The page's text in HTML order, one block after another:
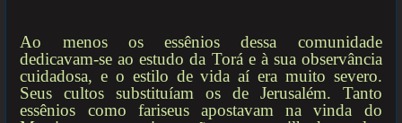
Ao menos os essênios dessa comunidade
dedicavam-se ao estudo da Torá e à sua observância
cuidadosa, e o estilo de vida aí era muito severo.
Seus cultos substituíam os de Jerusalém. Tanto
essênios como fariseus apostavam na vinda do